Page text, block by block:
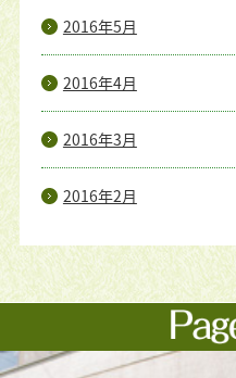
2016年5月
2016年4月
2016年3月
2016年2月